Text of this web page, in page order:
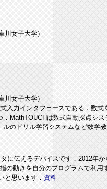
川女子大学）
川女子大学）
入力インタフェースである．数式
MathTOUCHは数式自動採点シス
のドリル学習システムなど数学
伝えるデバイスです．2012年か
の動きを自分のプログラムで利用
と思います．資料